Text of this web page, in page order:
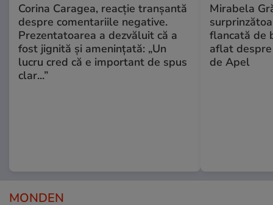
Corina Caragea, reacție tranșantă
despre comentariile negative.
Prezentatoarea a dezvăluit că a
fost jignită și amenințată: „Un
lucru cred că e important de spus
clar...”
Mirabela
flancată de
aflat
de Apel
MONDEN